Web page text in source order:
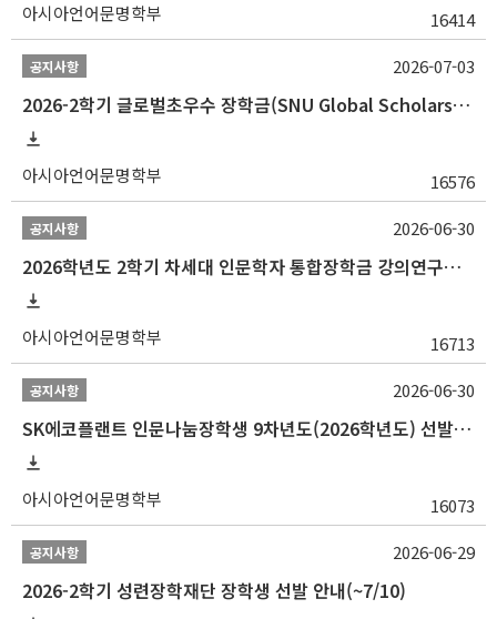
아시아언어문명학부 16414
공지사항
2026-2학기 글로벌초우수 장학금(SNU Global Scholarship, GS) 신청 안내(~7/12 23:00)
아시아언어문명학부 16576
2026-07-03
공지사항
2026학년도 2학기 차세대 인문학자 통합장학금 강의연구조교 선발 안내(~7/8)
아시아언어문명학부 16713
2026-06-30
공지사항
SK에코플랜트 인문나눔장학생 9차년도(2026학년도) 선발 안내(~7/20)
아시아언어문명학부 16073
2026-06-30
공지사항
2026-2학기 성련장학재단 장학생 선발 안내(~7/10)
2026-06-29